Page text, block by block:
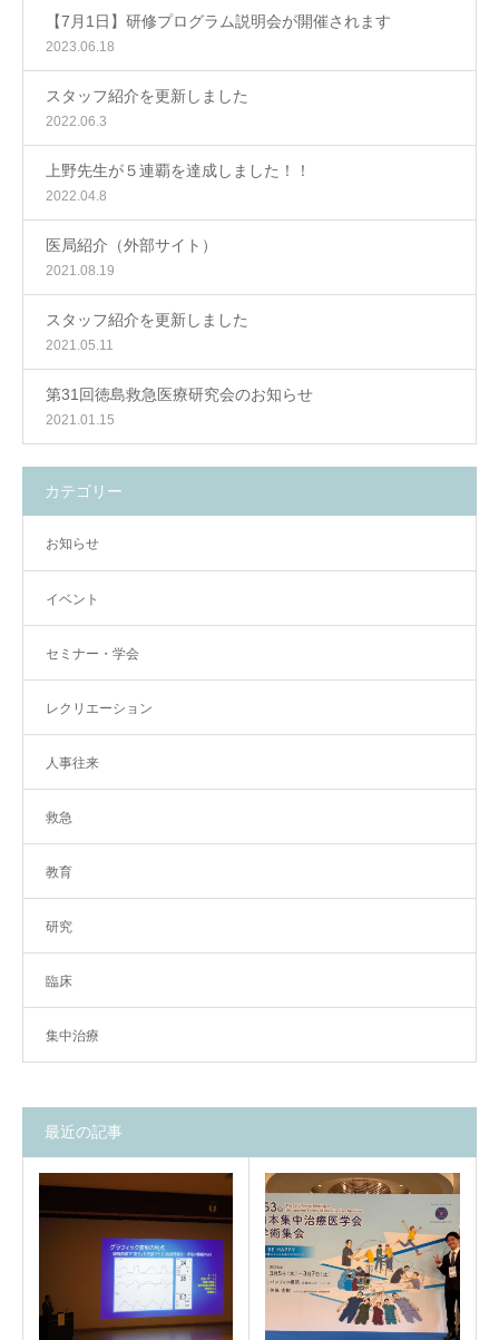
【7月1日】研修プログラム説明会が開催されます
2023.06.18
スタッフ紹介を更新しました
2022.06.3
上野先生が５連覇を達成しました！！
2022.04.8
医局紹介（外部サイト）
2021.08.19
スタッフ紹介を更新しました
2021.05.11
第31回徳島救急医療研究会のお知らせ
2021.01.15
カテゴリー
お知らせ
イベント
セミナー・学会
レクリエーション
人事往来
救急
教育
研究
臨床
集中治療
最近の記事